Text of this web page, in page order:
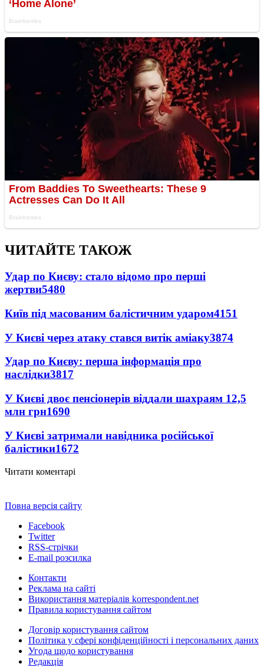
ЧИТАЙТЕ ТАКОЖ
Удар по Києву: стало відомо про перші
жертви5480
Київ під масованим балістичним ударом4151
У Києві через атаку стався витік аміаку3874
Удар по Києву: перша інформація про
наслідки3817
У Києві двоє пенсіонерів віддали шахраям 12,5
млн грн1690
У Києві затримали навідника російської
балістики1672
Читати коментарі
Повна версія сайту
Facebook
Twitter
RSS-стрічки
E-mail розсилка
Контакти
Реклама на сайті
Використання матеріалів korrespondent.net
Правила користування сайтом
Договір користування сайтом
Політика у сфері конфіденційності і персональних даних
Угода щодо користування
Редакція